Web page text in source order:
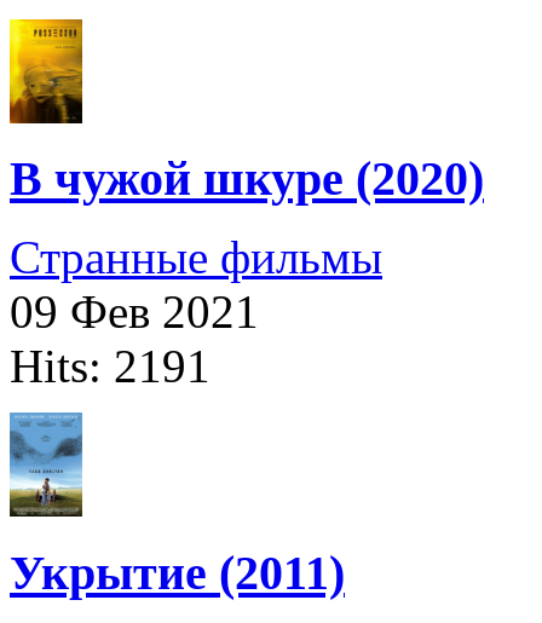
В чужой шкуре (2020)
Странные фильмы
09 Фев 2021
Hits: 2191
Укрытие (2011)